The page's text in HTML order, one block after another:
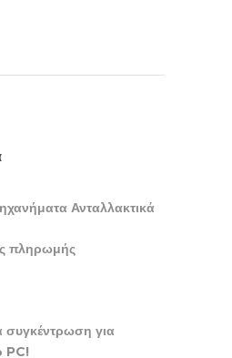
Ανταλλακτικά
πληρωμής
συγκέντρωση για
PC!